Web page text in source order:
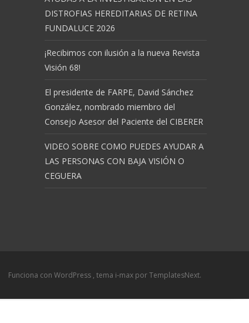
DISTROFIAS HEREDITARIAS DE RETINA
FUNDALUCE 2026
¡Recibimos con ilusión a la nueva Revista
Visión 68!
El presidente de FARPE, David Sánchez
González, nombrado miembro del
Consejo Asesor del Paciente del CIBERER
VIDEO SOBRE COMO PUEDES AYUDAR A
LAS PERSONAS CON BAJA VISIÓN O
CEGUERA
Funciona con WordPress , tema i-max por TemplatesNext.